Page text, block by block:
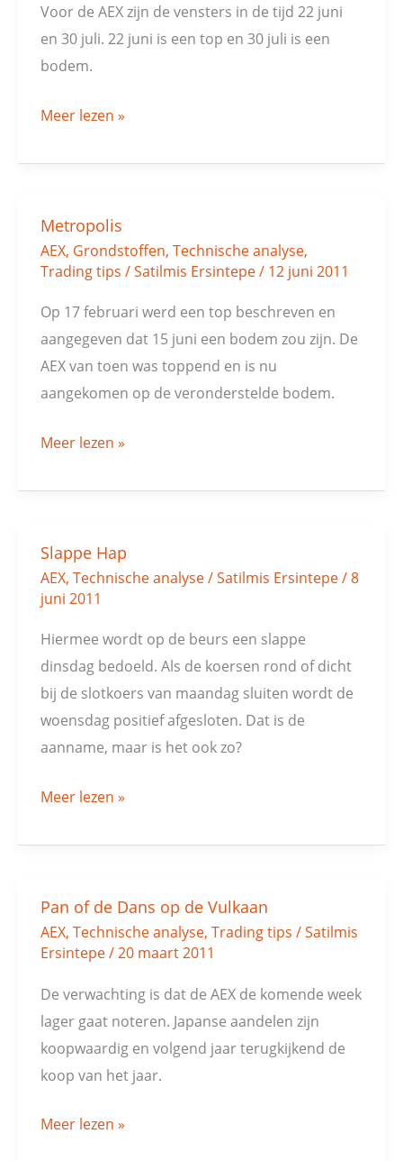
Voor de AEX zijn de vensters in de tijd 22 juni
en 30 juli. 22 juni is een top en 30 juli is een
bodem.
Meer lezen »
Metropolis
AEX, Grondstoffen, Technische analyse,
Trading tips /Satilmis Ersintepe/ 12 juni 2011
Op 17 februari werd een top beschreven en
aangegeven dat 15 juni een bodem zou zijn. De
AEX van toen was toppend en is nu
aangekomen op de veronderstelde bodem.
Metropolis
Meer lezen »
Slappe Hap
AEX, Technische analyse/Satilmis Ersintepe/8
juni 2011
Hiermee wordt op de beurs een slappe
dinsdag bedoeld. Als de koersen rond of dicht
bij de slotkoers van maandag sluiten wordt de
woensdag positief afgesloten. Dat is de
aanname, maar is het ook zo?
Slappe
Hap
Meer lezen »
Pan of de Dans op de Vulkaan
AEX, Technische analyse, Trading tips /Satilmis
Ersintepe/20 maart 2011
De verwachting is dat de AEX de komende week
lager gaat noteren. Japanse aandelen zijn
koopwaardig en volgend jaar terugkijkend de
koop van het jaar.
Pan
of
de
Dans
op
de
Vulkaan
Meer lezen »